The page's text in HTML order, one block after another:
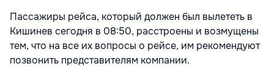
Пассажиры рейса, который должен был вылететь в
Кишинев сегодня в 08:50, расстроены и возмущены
тем, что на все их вопросы о рейсе, им рекомендуют
позвонить представителям компании.